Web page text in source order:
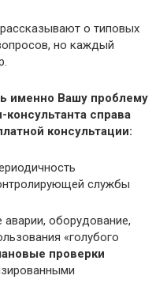
о типовых
но каждый
именно Вашу проблему
справа
консультации:
оборудование,
«голубого
проверки